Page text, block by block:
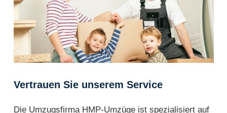
Vertrauen Sie unserem Service
Die Umzugsfirma HMP-Umzüge ist spezialisiert auf